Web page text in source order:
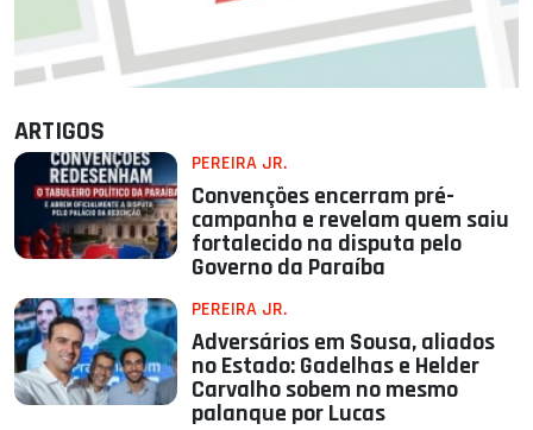
ARTIGOS
PEREIRA JR.
Convenções encerram pré-
campanha e revelam quem saiu
fortalecido na disputa pelo
Governo da Paraíba
PEREIRA JR.
Adversários em Sousa, aliados
no Estado: Gadelhas e Helder
Carvalho sobem no mesmo
palanque por Lucas